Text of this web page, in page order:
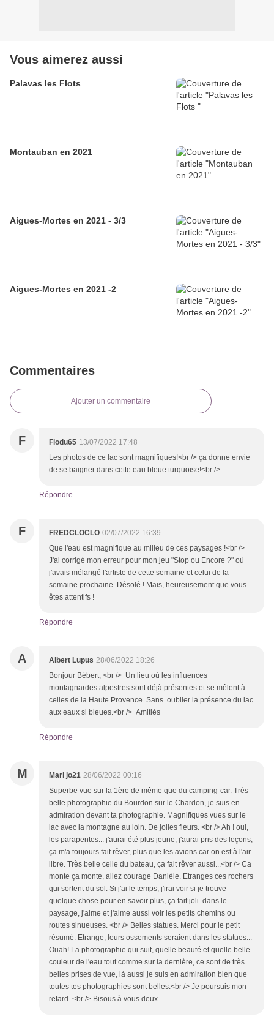
Vous aimerez aussi
Palavas les Flots
Montauban en 2021
Aigues-Mortes en 2021 - 3/3
Aigues-Mortes en 2021 -2
Commentaires
Ajouter un commentaire
F Flodu65 13/07/2022 17:48
Les photos de ce lac sont magnifiques!<br /> ça donne envie
de se baigner dans cette eau bleue turquoise!<br />
Répondre
F FREDCLOCLO 02/07/2022 16:39
Que l'eau est magnifique au milieu de ces paysages !<br />
J'ai corrigé mon erreur pour mon jeu "Stop ou Encore ?" où
j'avais mélangé l'artiste de cette semaine et celui de la
semaine prochaine. Désolé ! Mais, heureusement que vous
êtes attentifs !
Répondre
A Albert Lupus 28/06/2022 18:26
Bonjour Bébert, <br /> Un lieu où les influences
montagnardes alpestres sont déjà présentes et se mêlent à
celles de la Haute Provence. Sans oublier la présence du lac
aux eaux si bleues.<br /> Amitiés
Répondre
M Mari jo21 28/06/2022 00:16
Superbe vue sur la 1ère de même que du camping-car. Très
belle photographie du Bourdon sur le Chardon, je suis en
admiration devant ta photographie. Magnifiques vues sur le
lac avec la montagne au loin. De jolies fleurs. <br /> Ah ! oui,
les parapentes... j'aurai été plus jeune, j'aurai pris des leçons,
ça m'a toujours fait rêver, plus que les avions car on est à l'air
libre. Très belle celle du bateau, ça fait rêver aussi...<br /> Ca
monte ça monte, allez courage Danièle. Etranges ces rochers
qui sortent du sol. Si j'ai le temps, j'irai voir si je trouve
quelque chose pour en savoir plus, ça fait joli dans le
paysage, j'aime et j'aime aussi voir les petits chemins ou
routes sinueuses. <br /> Belles statues. Merci pour le petit
résumé. Etrange, leurs ossements seraient dans les statues...
Ouah! La photographie qui suit, quelle beauté et quelle belle
couleur de l'eau tout comme sur la dernière, ce sont de très
belles prises de vue, là aussi je suis en admiration bien que
toutes tes photographies sont belles.<br /> Je poursuis mon
retard. <br /> Bisous à vous deux.